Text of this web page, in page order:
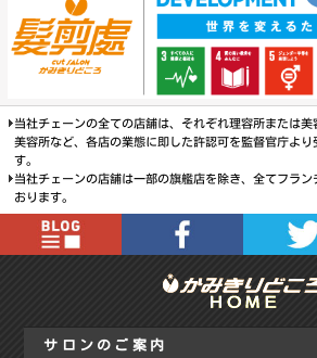
当社チェーンの全ての店舗は、それぞれ理容所または
美容所など、各店の業態に即した許認可を監督官庁よ
す。
当社チェーンの店舗は一部の旗艦店を除き、全てフラ
おります。
サロンのご案内